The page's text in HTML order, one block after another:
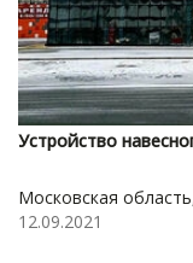
Устройство
Московская
12.09.2021